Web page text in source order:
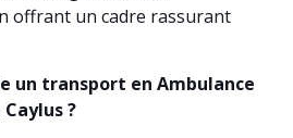
offrant un cadre rassurant
un transport en Ambulance
?